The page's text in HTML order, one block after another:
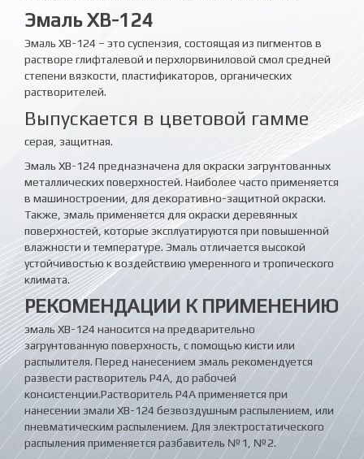
Эмаль ХВ-124
Эмаль ХВ-124 – это суспензия, состоящая из пигментов в
растворе глифталевой и перхлорвиниловой смол средней
степени вязкости, пластификаторов, органических
растворителей.
Выпускается в цветовой гамме
серая, защитная.
Эмаль ХВ-124 предназначена для окраски загрунтованных
металлических поверхностей. Наиболее часто применяется
в машиностроении, для декоративно-защитной окраски.
Также, эмаль применяется для окраски деревянных
поверхностей, которые эксплуатируются при повышенной
влажности и температуре. Эмаль отличается высокой
устойчивостью к воздействию умеренного и тропического
климата.
РЕКОМЕНДАЦИИ К ПРИМЕНЕНИЮ
эмаль ХВ-124 наносится на предварительно
загрунтованную поверхность, с помощью кисти или
распылителя. Перед нанесением эмаль рекомендуется
развести растворитель Р4А, до рабочей
консистенции.Растворитель Р4А применяется при
нанесении эмали ХВ-124 безвоздушным распылением, или
пневматическим распылением. Для электростатического
распыления применяется разбавитель №1, №2.